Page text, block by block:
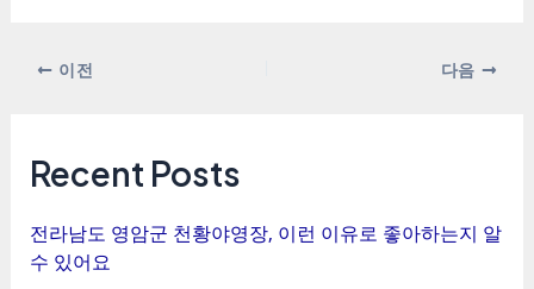
이전 다음
Recent Posts
전라남도 영암군 천황야영장, 이런 이유로 좋아하는지 알
수 있어요